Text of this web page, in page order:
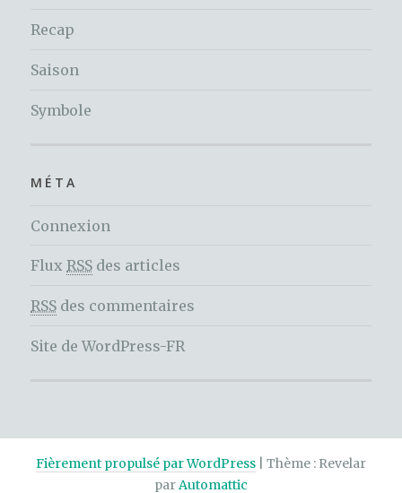
Recap
Saison
Symbole
MÉTA
Connexion
Flux RSS des articles
RSS des commentaires
Site de WordPress-FR
Fièrement propulsé par WordPress
Thème : Revelar
parAutomattic